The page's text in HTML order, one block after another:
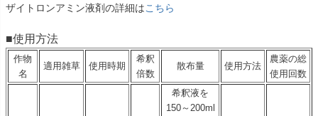
ザイトロンアミン液剤の詳細はこちら
■使用方法
作物
名
適用雑草 使用時期
希釈
倍数
散布量 使用方法
農薬の総
使用回数
希釈液を
150～200ml